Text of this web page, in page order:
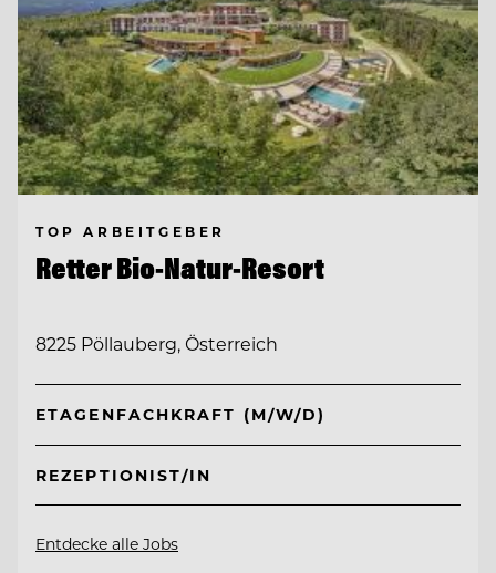
TOP ARBEITGEBER
Retter Bio-Natur-Resort
8225 Pöllauberg, Österreich
ETAGENFACHKRAFT (M/W/D)
REZEPTIONIST/IN
Entdecke alle Jobs